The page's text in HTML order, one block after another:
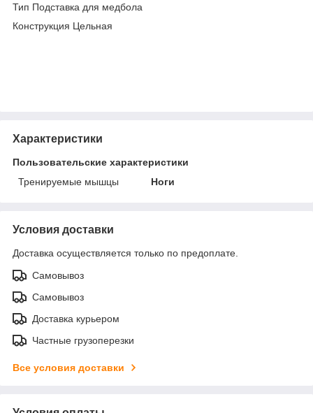
Тип Подставка для медбола
Конструкция Цельная
Характеристики
Пользовательские характеристики
Тренируемые мышцы
Ноги
Условия доставки
Доставка осуществляется только по предоплате.
Самовывоз
Самовывоз
Доставка курьером
Частные грузоперезки
Все условия доставки